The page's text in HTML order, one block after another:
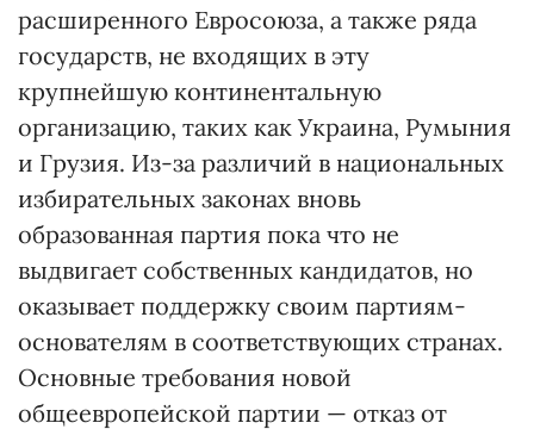
расширенного Евросоюза, а также ряда
государств, не входящих в эту
крупнейшую континентальную
организацию, таких как Украина, Румыния
и Грузия. Из-за различий в национальных
избирательных законах вновь
образованная партия пока что не
выдвигает собственных кандидатов, но
оказывает поддержку своим партиям-
основателям в соответствующих странах.
Основные требования новой
общеевропейской партии — отказ от